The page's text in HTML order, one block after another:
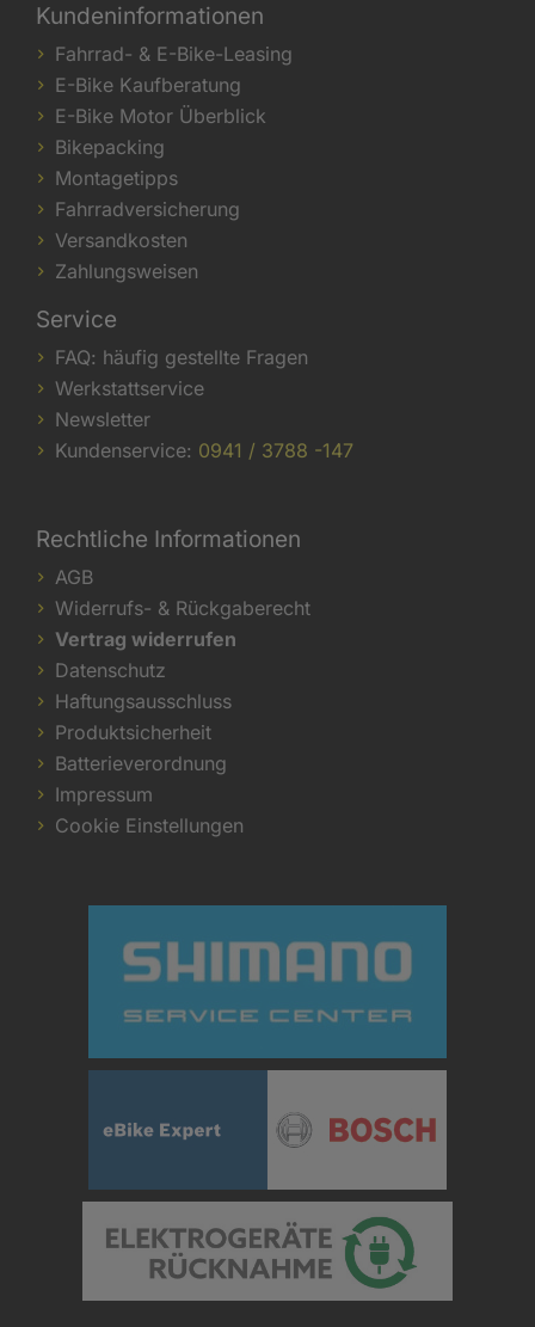
Kundeninformationen
Fahrrad- & E-Bike-Leasing
E-Bike Kaufberatung
E-Bike Motor Überblick
Bikepacking
Montagetipps
Fahrradversicherung
Versandkosten
Zahlungsweisen
Service
FAQ: häufig gestellte Fragen
Werkstattservice
Newsletter
Kundenservice: 0941 / 3788 -147
Rechtliche Informationen
AGB
Widerrufs- & Rückgaberecht
Vertrag widerrufen
Datenschutz
Haftungsausschluss
Produktsicherheit
Batterieverordnung
Impressum
Cookie Einstellungen